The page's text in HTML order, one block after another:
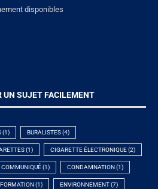
disponibles
UN SUJET FACILEMENT
(1) BURALISTES(4)
(1) CIGARETTE ÉLECTRONIQUE(2)
COMMUNIQUÉ(1) CONDAMNATION (1)
(1) ENVIRONNEMENT(7)